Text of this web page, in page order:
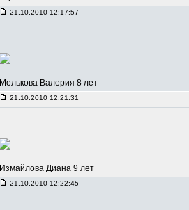
21.10.2010 12:17:57
Мелькова Валерия 8 лет
21.10.2010 12:21:31
Измайлова Диана 9 лет
21.10.2010 12:22:45